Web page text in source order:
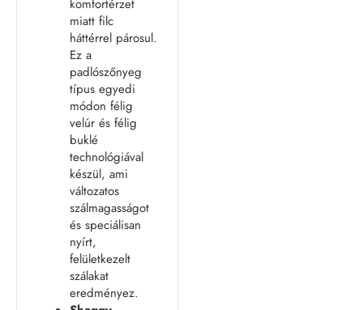
komfortérzet
miatt filc
háttérrel párosul.
Ez a
padlószőnyeg
típus egyedi
módon félig
velúr és félig
buklé
technológiával
készül, ami
változatos
szálmagasságot
és speciálisan
nyírt,
felületkezelt
szálakat
eredményez.